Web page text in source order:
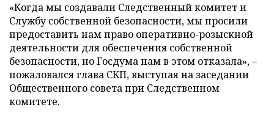
«Когда мы создавали Следственный комитет и
Службу собственной безопасности, мы просили
предоставить нам право оперативно-розыскной
деятельности для обеспечения собственной
безопасности, но Госдума нам в этом отказала», –
пожаловался глава СКП, выступая на заседании
Общественного совета при Следственном
комитете.